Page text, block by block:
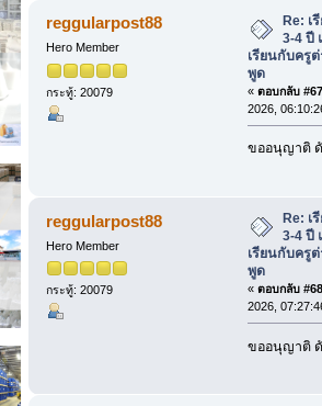
reggularpost88
Hero Member
กระทู้: 20079
Re: เ
3-4 ปี
เรียนกับครู
พูด
« ตอบกลับ
2026,
ขออนุญาติ
reggularpost88
Hero Member
กระทู้: 20079
Re: เ
3-4 ปี
เรียนกับครู
พูด
« ตอบกลับ
2026,
ขออนุญาติ